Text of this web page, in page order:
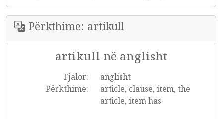
Përkthime: artikull
artikull në anglisht
Fjalor:
anglisht
Përkthime:
article, clause, item, the
article, item has